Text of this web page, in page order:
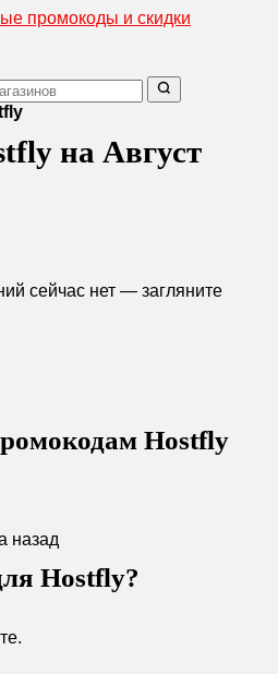
промокоды и скидки
на Август
сейчас нет — загляните
Hostfly
назад
Hostfly?